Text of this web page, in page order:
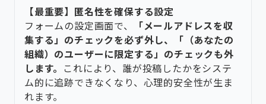
【最重要】匿名性を確保する設定
フォームの設定画面で、
「メールアドレスを収
集する」のチェックを必ず外し、「（あなたの
組織）のユーザーに限定する」のチェックも外
します。 これにより、誰が投稿したかをシステ
ム的に追跡できなくなり、心理的安全性が生ま
れます。